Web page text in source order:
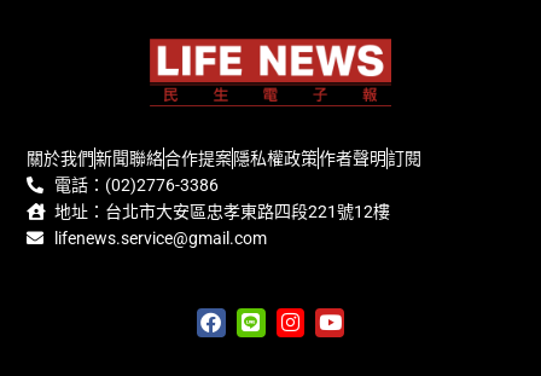
關於我們新聞聯絡合作提案隱私權政策作者聲明訂閱
電話：(02)2776-3386
地址：台北市大安區忠孝東路四段221號12樓
lifenews.service@gmail.com